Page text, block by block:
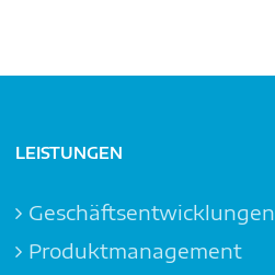
LEISTUNGEN
Geschäftsentwicklungen
Produktmanagement